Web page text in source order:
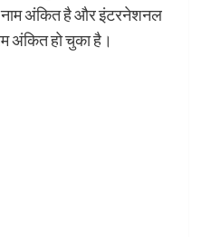
नाम अंकित है और इंटरनेशनल
अंकित हो चुका है।